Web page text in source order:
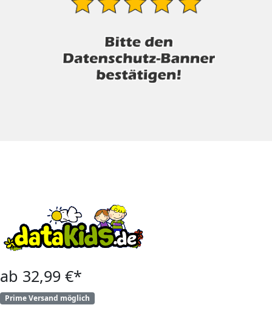
ab 32,99 €*
Prime Versand möglich